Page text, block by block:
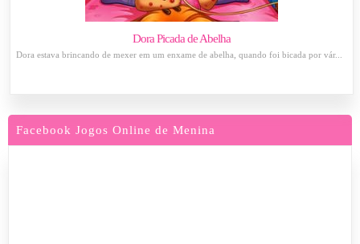
Dora Picada de Abelha
Dora estava brincando de mexer em um enxame de abelha, quando foi bicada por vár...
Facebook Jogos Online de Menina